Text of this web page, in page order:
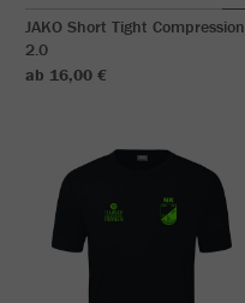
JAKO Short Tight Compression
2.0
ab 16,00 €